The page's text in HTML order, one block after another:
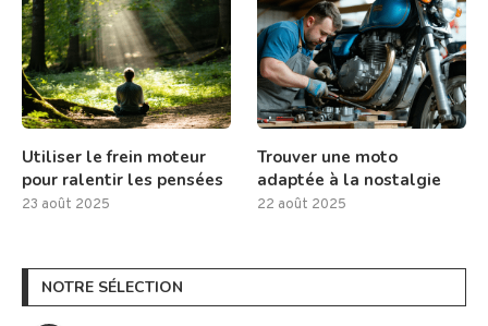
Utiliser le frein moteur
pour ralentir les pensées
23 août 2025
Trouver une moto
adaptée à la nostalgie
22 août 2025
NOTRE SÉLECTION